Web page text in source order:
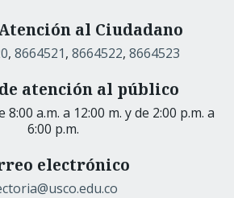
al Ciudadano
, 8664521, 8664522, 8664523
atención al público
a.m. a 12:00 m. y de 2:00 p.m. a
6:00 p.m.
electrónico